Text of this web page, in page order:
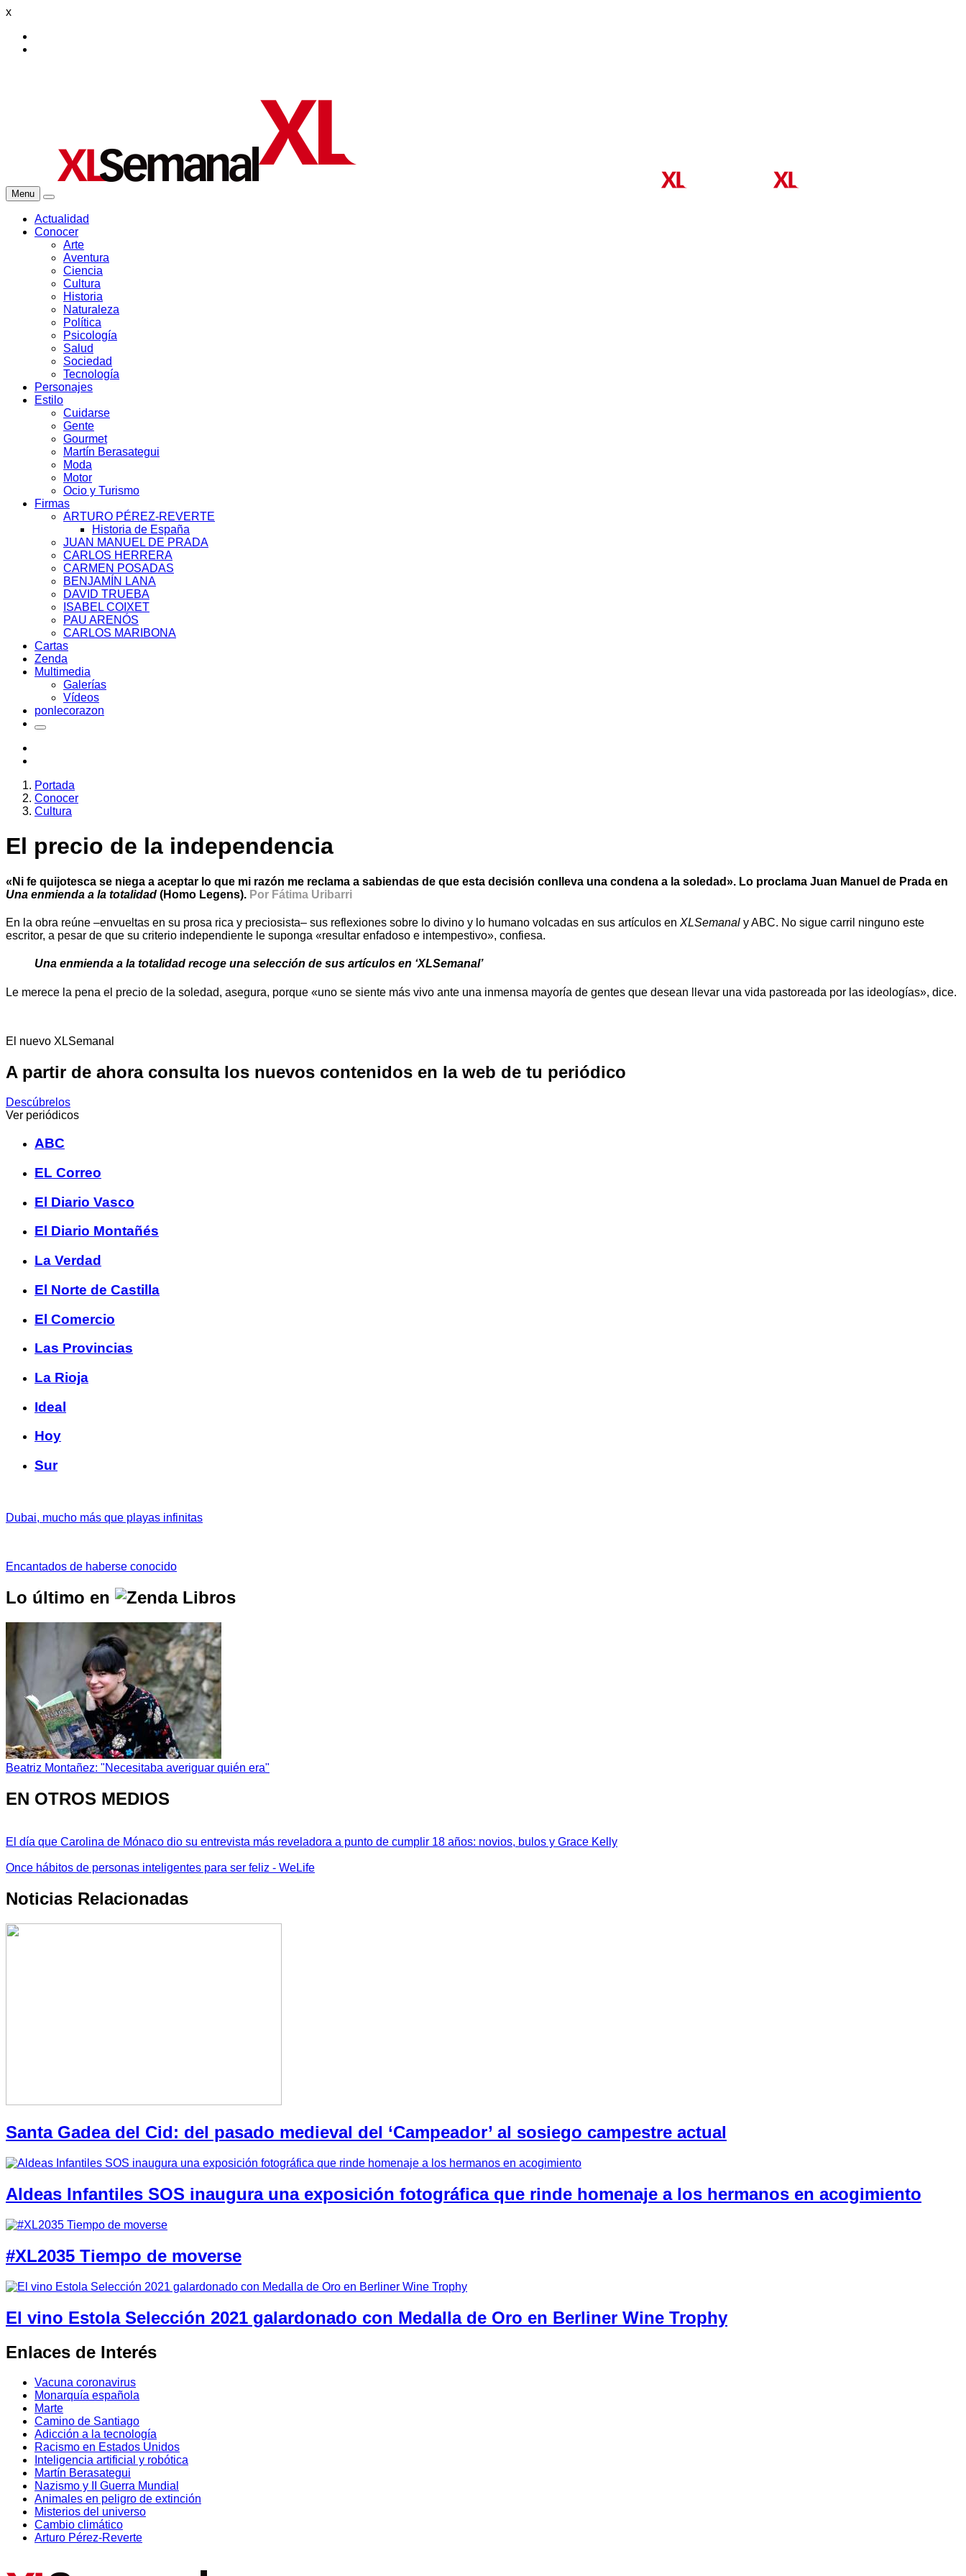
x
Menu
Actualidad
Conocer
Arte
Aventura
Ciencia
Cultura
Historia
Naturaleza
Política
Psicología
Salud
Sociedad
Tecnología
Personajes
Estilo
Cuidarse
Gente
Gourmet
Martín Berasategui
Moda
Motor
Ocio y Turismo
Firmas
ARTURO PÉREZ-REVERTE
Historia de España
JUAN MANUEL DE PRADA
CARLOS HERRERA
CARMEN POSADAS
BENJAMÍN LANA
DAVID TRUEBA
ISABEL COIXET
PAU ARENÓS
CARLOS MARIBONA
Cartas
Zenda
Multimedia
Galerías
Vídeos
ponlecorazon
Portada
Conocer
Cultura
El precio de la independencia
«Ni fe quijotesca se niega a aceptar lo que mi razón me reclama a sabiendas de que esta decisión conlleva una condena a la soledad». Lo proclama Juan Manuel de Prada en
Una enmienda a la totalidad (Homo Legens). Por Fátima Uribarri
En la obra reúne –envueltas en su prosa rica y preciosista– sus reflexiones sobre lo divino y lo humano volcadas en sus artículos en XLSemanal y ABC. No sigue carril ninguno este
escritor, a pesar de que su criterio independiente le suponga «resultar enfadoso e intempestivo», confiesa.
Una enmienda a la totalidad recoge una selección de sus artículos en ‘XLSemanal’
Le merece la pena el precio de la soledad, asegura, porque «uno se siente más vivo ante una inmensa mayoría de gentes que desean llevar una vida pastoreada por las ideologías», dice.
El nuevo XLSemanal
A partir de ahora consulta los nuevos contenidos en la web de tu periódico
Descúbrelos
Ver periódicos
ABC
EL Correo
El Diario Vasco
El Diario Montañés
La Verdad
El Norte de Castilla
El Comercio
Las Provincias
La Rioja
Ideal
Hoy
Sur
Dubai, mucho más que playas infinitas
Encantados de haberse conocido
Lo último en
Beatriz Montañez: "Necesitaba averiguar quién era"
EN OTROS MEDIOS
El día que Carolina de Mónaco dio su entrevista más reveladora a punto de cumplir 18 años: novios, bulos y Grace Kelly
Once hábitos de personas inteligentes para ser feliz - WeLife
Noticias Relacionadas
Santa Gadea del Cid: del pasado medieval del ‘Campeador’ al sosiego campestre actual
Aldeas Infantiles SOS inaugura una exposición fotográfica que rinde homenaje a los hermanos en acogimiento
#XL2035 Tiempo de moverse
El vino Estola Selección 2021 galardonado con Medalla de Oro en Berliner Wine Trophy
Enlaces de Interés
Vacuna coronavirus
Monarquía española
Marte
Camino de Santiago
Adicción a la tecnología
Racismo en Estados Unidos
Inteligencia artificial y robótica
Martín Berasategui
Nazismo y II Guerra Mundial
Animales en peligro de extinción
Misterios del universo
Cambio climático
Arturo Pérez-Reverte